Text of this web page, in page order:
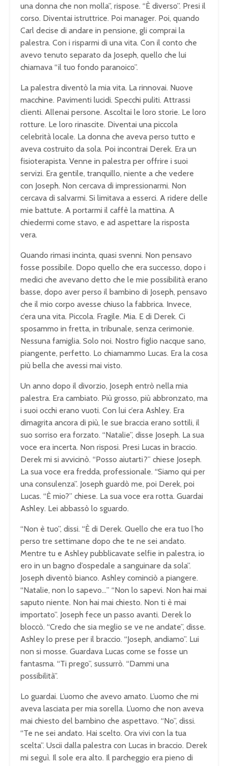
una donna che non molla”, rispose. “È diverso”. Presi il
corso. Diventai istruttrice. Poi manager. Poi, quando
Carl decise di andare in pensione, gli comprai la
palestra. Con i risparmi di una vita. Con il conto che
avevo tenuto separato da Joseph, quello che lui
chiamava “il tuo fondo paranoico”.
La palestra diventò la mia vita. La rinnovai. Nuove
macchine. Pavimenti lucidi. Specchi puliti. Attrassi
clienti. Allenai persone. Ascoltai le loro storie. Le loro
rotture. Le loro rinascite. Diventai una piccola
celebrità locale. La donna che aveva perso tutto e
aveva costruito da sola. Poi incontrai Derek. Era un
fisioterapista. Venne in palestra per offrire i suoi
servizi. Era gentile, tranquillo, niente a che vedere
con Joseph. Non cercava di impressionarmi. Non
cercava di salvarmi. Si limitava a esserci. A ridere delle
mie battute. A portarmi il caffè la mattina. A
chiedermi come stavo, e ad aspettare la risposta
vera.
Quando rimasi incinta, quasi svenni. Non pensavo
fosse possibile. Dopo quello che era successo, dopo i
medici che avevano detto che le mie possibilità erano
basse, dopo aver perso il bambino di Joseph, pensavo
che il mio corpo avesse chiuso la fabbrica. Invece,
c’era una vita. Piccola. Fragile. Mia. E di Derek. Ci
sposammo in fretta, in tribunale, senza cerimonie.
Nessuna famiglia. Solo noi. Nostro figlio nacque sano,
piangente, perfetto. Lo chiamammo Lucas. Era la cosa
più bella che avessi mai visto.
Un anno dopo il divorzio, Joseph entrò nella mia
palestra. Era cambiato. Più grosso, più abbronzato, ma
i suoi occhi erano vuoti. Con lui c’era Ashley. Era
dimagrita ancora di più, le sue braccia erano sottili, il
suo sorriso era forzato. “Natalie”, disse Joseph. La sua
voce era incerta. Non risposi. Presi Lucas in braccio.
Derek mi si avvicinò. “Posso aiutarti?” chiese Joseph.
La sua voce era fredda, professionale. “Siamo qui per
una consulenza”. Joseph guardò me, poi Derek, poi
Lucas. “È mio?” chiese. La sua voce era rotta. Guardai
Ashley. Lei abbassò lo sguardo.
“Non è tuo”, dissi. “È di Derek. Quello che era tuo l’ho
perso tre settimane dopo che te ne sei andato.
Mentre tu e Ashley pubblicavate selfie in palestra, io
ero in un bagno d’ospedale a sanguinare da sola”.
Joseph diventò bianco. Ashley cominciò a piangere.
“Natalie, non lo sapevo…” “Non lo sapevi. Non hai mai
saputo niente. Non hai mai chiesto. Non ti è mai
importato”. Joseph fece un passo avanti. Derek lo
bloccò. “Credo che sia meglio se ve ne andate”, disse.
Ashley lo prese per il braccio. “Joseph, andiamo”. Lui
non si mosse. Guardava Lucas come se fosse un
fantasma. “Ti prego”, sussurrò. “Dammi una
possibilità”.
Lo guardai. L’uomo che avevo amato. L’uomo che mi
aveva lasciata per mia sorella. L’uomo che non aveva
mai chiesto del bambino che aspettavo. “No”, dissi.
“Te ne sei andato. Hai scelto. Ora vivi con la tua
scelta”. Uscii dalla palestra con Lucas in braccio. Derek
mi seguì. Il sole era alto. Il parcheggio era pieno di